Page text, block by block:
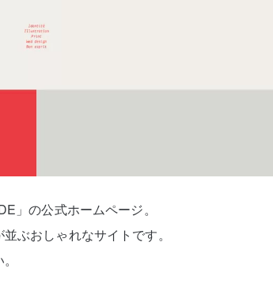
の公式ホームページ。
ぶおしゃれなサイトです。